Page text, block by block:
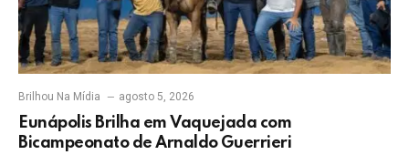
Brilhou Na Mídia agosto 5, 2026
Eunápolis Brilha em Vaquejada com
Bicampeonato de Arnaldo Guerrieri